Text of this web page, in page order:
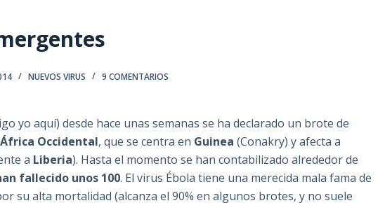
NUEVOS VIRUS 9 COMENTARIOS
yo aquí) desde hace unas semanas se ha declarado un brote de
Occidental, que se centra en Guinea (Conakry) y afecta a
a Liberia). Hasta el momento se han contabilizado alrededor de
fallecido unos 100. El virus Ébola tiene una merecida mala fama de
su alta mortalidad (alcanza el 90% en algunos brotes, y no suele